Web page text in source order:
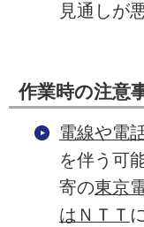
見通しが
作業時の注意
電線や電
を伴う可
寄の東京
はＮＴＴ